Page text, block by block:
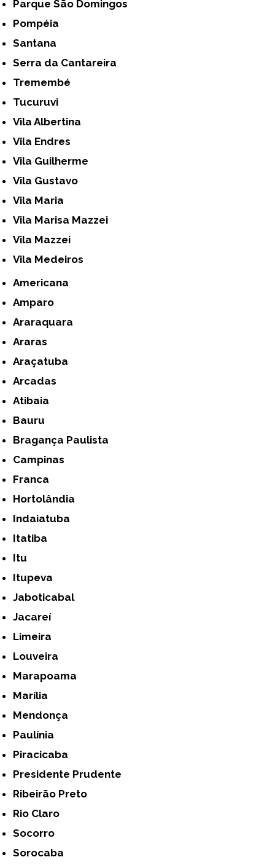
Parque São Domingos
Pompéia
Santana
Serra da Cantareira
Tremembé
Tucuruvi
Vila Albertina
Vila Endres
Vila Guilherme
Vila Gustavo
Vila Maria
Vila Marisa Mazzei
Vila Mazzei
Vila Medeiros
Americana
Amparo
Araraquara
Araras
Araçatuba
Arcadas
Atibaia
Bauru
Bragança Paulista
Campinas
Franca
Hortolândia
Indaiatuba
Itatiba
Itu
Itupeva
Jaboticabal
Jacareí
Limeira
Louveira
Marapoama
Marília
Mendonça
Paulínia
Piracicaba
Presidente Prudente
Ribeirão Preto
Rio Claro
Socorro
Sorocaba